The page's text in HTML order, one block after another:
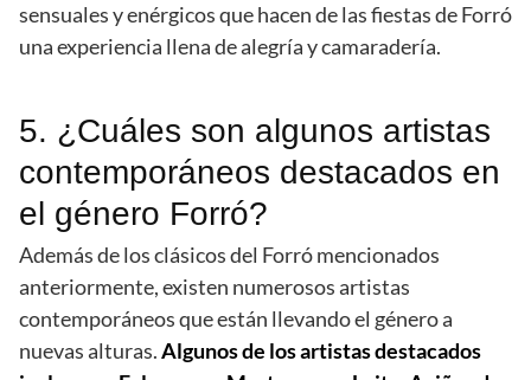
sensuales y enérgicos que hacen de las fiestas de Forró
una experiencia llena de alegría y camaradería.
5. ¿Cuáles son algunos artistas
contemporáneos destacados en
el género Forró?
Además de los clásicos del Forró mencionados
anteriormente, existen numerosos artistas
contemporáneos que están llevando el género a
nuevas alturas.Algunos de los artistas destacados